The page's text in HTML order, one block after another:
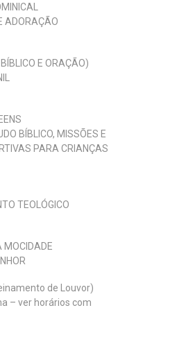
ADORAÇÃO
E ORAÇÃO)
BÍBLICO, MISSÕES E
PARA CRIANÇAS
TEOLÓGICO
de Louvor)
– ver horários com